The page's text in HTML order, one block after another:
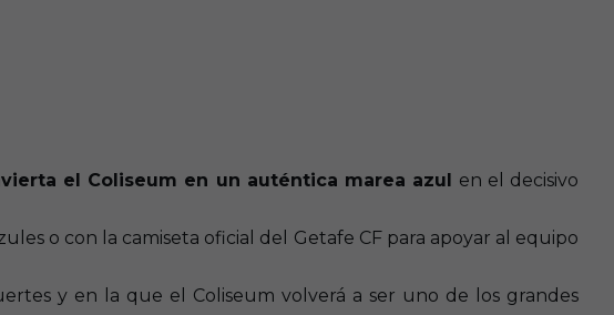
el Coliseum en un auténtica marea azul en el decisivo
o con la camiseta oficial del Getafe CF para apoyar al equipo
y en la que el Coliseum volverá a ser uno de los grandes